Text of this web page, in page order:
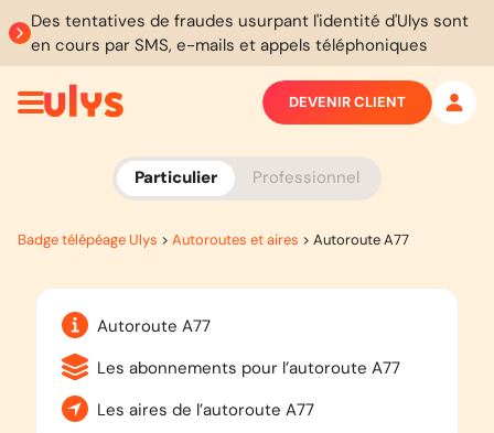
Des tentatives de fraudes usurpant l'identité d'Ulys sont
en cours par SMS, e-mails et appels téléphoniques
Particulier Professionnel
DEVENIR CLIENT
Badge télépéage Ulys > Autoroutes et aires > Autoroute A77
Autoroute A77
Les abonnements pour l’autoroute A77
Les aires de l’autoroute A77